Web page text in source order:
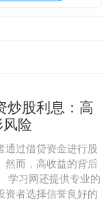
炒股利息：高
险
通过借贷资金进行股
然而，高收益的背后
学习网还提供专业的
资者选择信誉良好的